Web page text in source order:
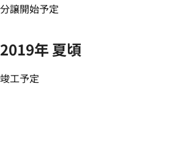
分譲開始予定
2019年 夏頃
竣工予定